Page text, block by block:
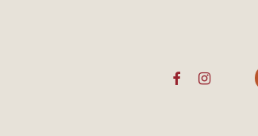
FACEBOOKINSTAGRAM